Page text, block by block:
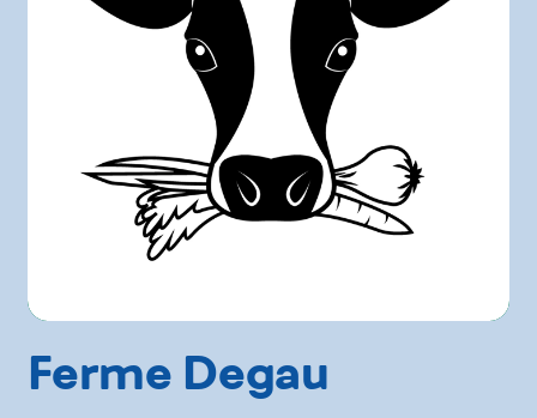
Ferme Degau